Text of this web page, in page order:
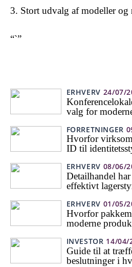
Stort udvalg af modeller og
“`”
ERHVERV 24/07/
valg for
FORRETNINGER
Hvorfor
ID til
ERHVERV 08/06/
Detailhandel
effektivt
ERHVERV 01/05/
Hvorfor
moderne
INVESTOR 14/04/
Guide til at
beslutninger i